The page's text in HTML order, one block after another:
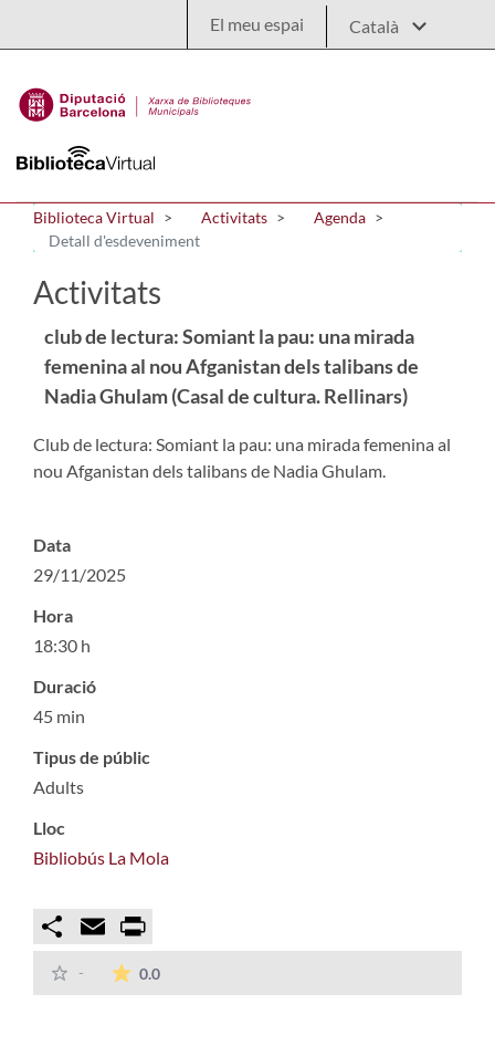
El meu espai
Biblioteca Virtual Activitats
Agenda
Detall d'esdeveniment
Activitats
club de lectura: Somiant la pau: una mirada
femenina al nou Afganistan dels talibans de
Nadia Ghulam (Casal de cultura. Rellinars)
Club de lectura: Somiant la pau: una mirada femenina al
nou Afganistan dels talibans de Nadia Ghulam.
Data
29/11/2025
Hora
18:30 h
Duració
45 min
Tipus de públic
Adults
Lloc
Bibliobús La Mola
Compartir
Email
- 0.0La mitjana de les valoracions és de 0